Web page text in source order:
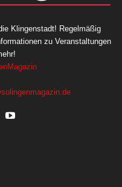
Klingenstadt! Regelmäßig
zu Veranstaltungen